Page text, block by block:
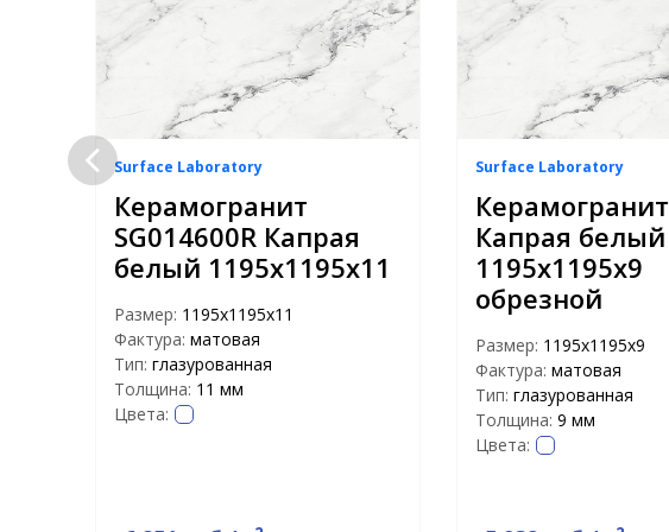
Surface Laboratory
Керамогранит
SG014600R Капрая
белый 1195х1195х11
Размер: 1195х1195х11
Фактура: матовая
Тип: глазурованная
Толщина: 11 мм
Цвета:
Surface Laboratory
Керамогранит
Капрая белый
1195х1195х9
обрезной
Размер: 1195х1195х9
Фактура: матовая
Тип: глазурованная
Толщина: 9 мм
Цвета: